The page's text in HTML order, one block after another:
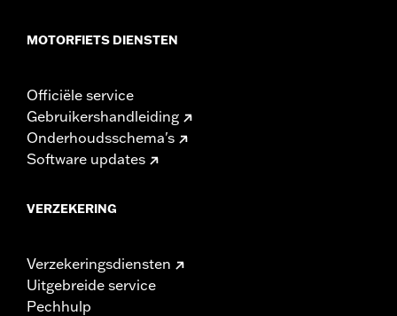
MOTORFIETS DIENSTEN
Officiële service
Gebruikershandleiding
Onderhoudsschema's
Software updates
VERZEKERING
Verzekeringsdiensten
Uitgebreide service
Pechhulp